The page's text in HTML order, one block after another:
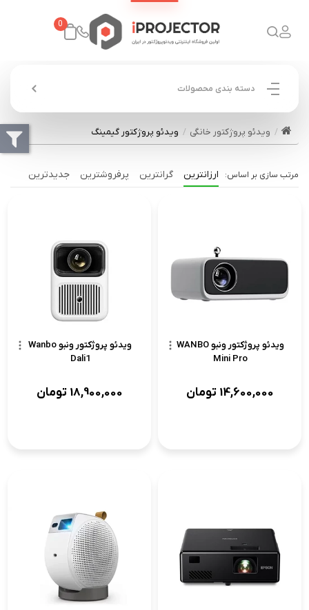
0
دسته بندی محصولات
ویدئو پروژکتور خانگی ویدئو پروژکتور گیمینگ
ارزانترین گرانترین پرفروشترین جدیدترین
ویدئو پروژکتور ونبو WANBO
Mini Pro
14,600,000 تومان
ویدئو پروژکتور ونبو Wanbo
Dali1
18,900,000 تومان